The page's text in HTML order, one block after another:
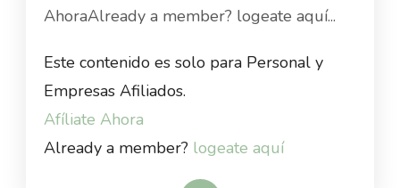
AhoraAlready a member? logeate aquí...
Este contenido es solo para Personal y
Empresas Afiliados.
Afíliate Ahora
Already a member? logeate aquí